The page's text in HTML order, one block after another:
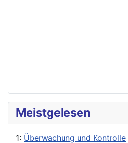
Meistgelesen
1: Überwachung und Kontrolle